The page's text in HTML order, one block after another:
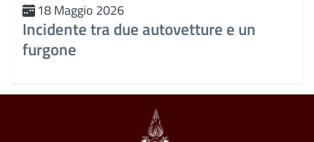
18 Maggio 2026
Incidente tra due autovetture e un
furgone